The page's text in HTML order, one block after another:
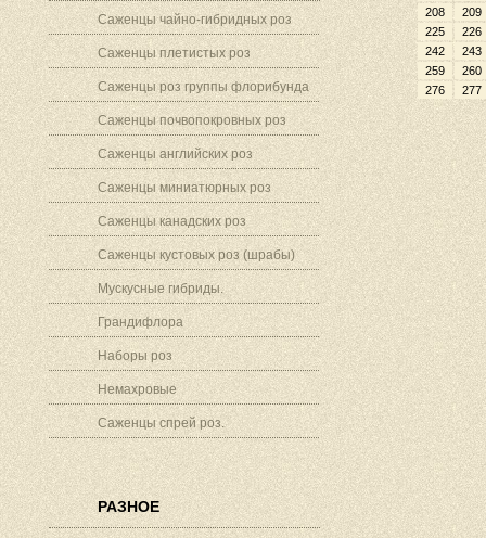
Саженцы чайно-гибридных роз
Саженцы плетистых роз
Саженцы роз группы флорибунда
Саженцы почвопокровных роз
Саженцы английских роз
Саженцы миниатюрных роз
Саженцы канадских роз
Саженцы кустовых роз (шрабы)
Мускусные гибриды.
Грандифлора
Наборы роз
Немахровые
Саженцы спрей роз.
РАЗНОЕ
208
209
225
226
242
243
259
260
276
277